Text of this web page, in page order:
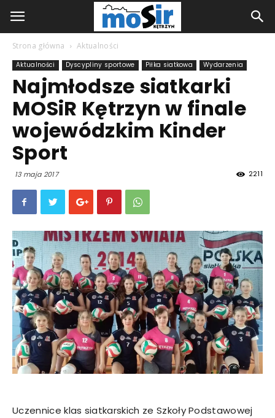
Strona główna Aktualności
Aktualności Dyscypliny sportowe Piłka siatkowa Wydarzenia
Najmłodsze siatkarki
MOSiR Kętrzyn w finale
wojewódzkim Kinder
Sport
13 maja 2017 2211
Uczennice klas siatkarskich ze Szkoły Podstawowej